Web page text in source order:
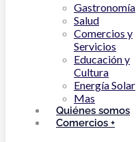
Gastronomía
Salud
Comercios y
Servicios
Educación y
Cultura
Energía Solar
Mas
Quiénes somos
Comercios +